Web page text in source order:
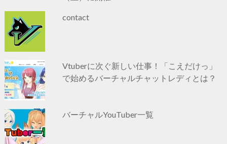
contact
Vtuberに次ぐ新しい仕事！「こえだけっ」
で始めるバーチャルチャットレディとは？
バーチャルYouTuber一覧